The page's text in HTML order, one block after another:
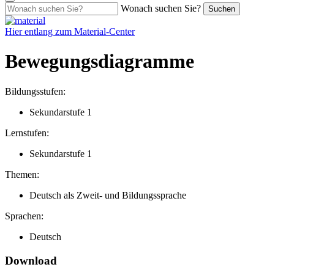
Wonach suchen Sie? Suchen
Hier entlang zum Material-Center
Bewegungsdiagramme
Bildungsstufen:
Sekundarstufe 1
Lernstufen:
Sekundarstufe 1
Themen:
Deutsch als Zweit- und Bildungssprache
Sprachen:
Deutsch
Download